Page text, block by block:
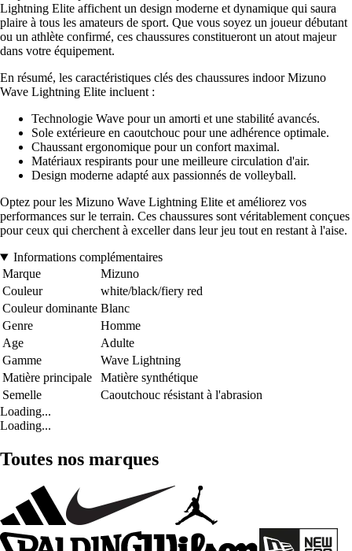
Lightning Elite affichent un design moderne et dynamique qui saura
plaire à tous les amateurs de sport. Que vous soyez un joueur débutant
ou un athlète confirmé, ces chaussures constitueront un atout majeur
dans votre équipement.
En résumé, les caractéristiques clés des chaussures indoor Mizuno
Wave Lightning Elite incluent :
Technologie Wave pour un amorti et une stabilité avancés.
Sole extérieure en caoutchouc pour une adhérence optimale.
Chaussant ergonomique pour un confort maximal.
Matériaux respirants pour une meilleure circulation d'air.
Design moderne adapté aux passionnés de volleyball.
Optez pour les Mizuno Wave Lightning Elite et améliorez vos
performances sur le terrain. Ces chaussures sont véritablement conçues
pour ceux qui cherchent à exceller dans leur jeu tout en restant à l'aise.
Informations complémentaires
Marque
Mizuno
Couleur
white/black/fiery red
Couleur dominante Blanc
Genre
Homme
Age
Adulte
Gamme
Wave Lightning
Matière principale
Matière synthétique
Semelle
Caoutchouc résistant à l'abrasion
Loading...
Loading...
Toutes nos marques